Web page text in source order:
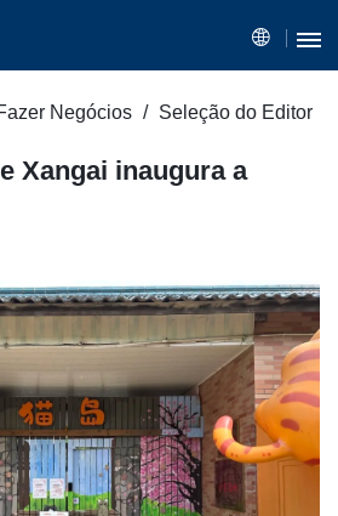
Negócios Seleção do Editor
Xangai inaugura a